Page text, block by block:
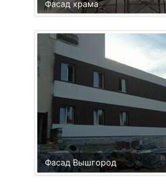
Фасад храма
Фасад Вышгород